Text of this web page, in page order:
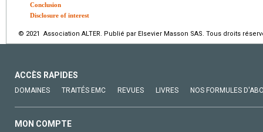
Conclusion
Disclosure of interest
© 2021 Association ALTER. Publié par Elsevier Masson SAS. Tous droits
ACCÈS RAPIDES
DOMAINES TRAITÉS EMC REVUES LIVRES NOS FORMULES
MON COMPTE